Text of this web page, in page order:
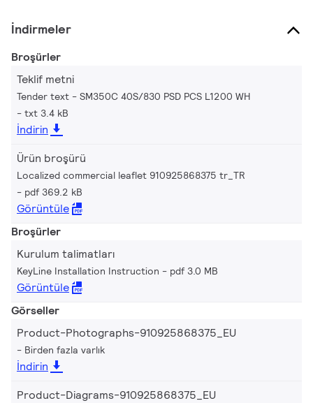
İndirmeler
Broşürler
Teklif metni
Tender text - SM350C 40S/830 PSD PCS L1200 WH
txt 3.4 kB
İndirin
Ürün broşürü
Localized commercial leaflet 910925868375 tr_TR
pdf 369.2 kB
Görüntüle
Broşürler
Kurulum talimatları
KeyLine Installation Instruction pdf 3.0 MB
Görüntüle
Görseller
Product-Photographs-910925868375_EU
Birden fazla varlık
İndirin
Product-Diagrams-910925868375_EU